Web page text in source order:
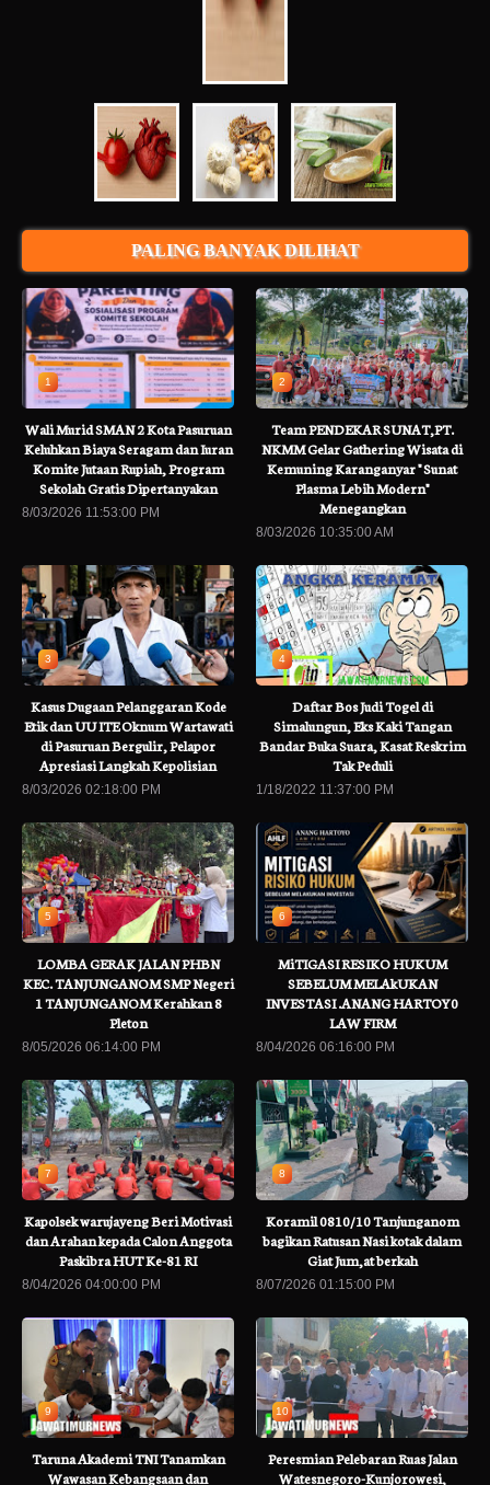
PALING BANYAK DILIHAT
1
Wali Murid SMAN 2 Kota Pasuruan
Keluhkan Biaya Seragam dan Iuran
Komite Jutaan Rupiah, Program
Sekolah Gratis Dipertanyakan
8/03/2026 11:53:00 PM
2
Team PENDEKAR SUNAT,PT.
NKMM Gelar Gathering Wisata di
Kemuning Karanganyar " Sunat
Plasma Lebih Modern"
Menegangkan
8/03/2026 10:35:00 AM
3
Kasus Dugaan Pelanggaran Kode
Etik dan UU ITE Oknum Wartawati
di Pasuruan Bergulir, Pelapor
Apresiasi Langkah Kepolisian
8/03/2026 02:18:00 PM
4
Daftar Bos Judi Togel di
Simalungun, Eks Kaki Tangan
Bandar Buka Suara, Kasat Reskrim
Tak Peduli
1/18/2022 11:37:00 PM
5
LOMBA GERAK JALAN PHBN
KEC. TANJUNGANOM SMP Negeri
1 TANJUNGANOM Kerahkan 8
Pleton
8/05/2026 06:14:00 PM
6
MiTIGASI RESIKO HUKUM
SEBELUM MELAkUKAN
INVESTASI .ANANG HARTOY0
LAW FIRM
8/04/2026 06:16:00 PM
7
Kapolsek warujayeng Beri Motivasi
dan Arahan kepada Calon Anggota
Paskibra HUT Ke-81 RI
8/04/2026 04:00:00 PM
8
Koramil 0810/10 Tanjunganom
bagikan Ratusan Nasi kotak dalam
Giat Jum,at berkah
8/07/2026 01:15:00 PM
9
Taruna Akademi TNI Tanamkan
Wawasan Kebangsaan dan
10
Peresmian Pelebaran Ruas Jalan
Watesnegoro-Kunjorowesi,